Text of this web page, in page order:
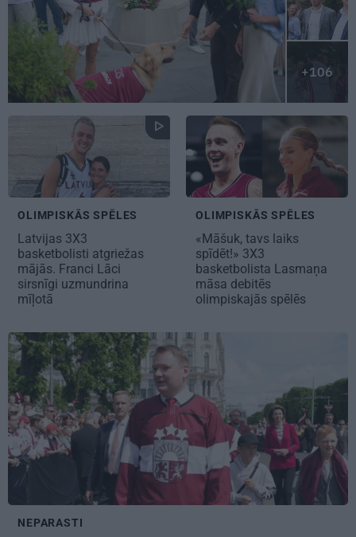
+106
OLIMPISKĀS SPĒLES
Latvijas 3X3
basketbolisti atgriežas
mājās. Franci Lāci
sirsnīgi uzmundrina
mīļotā
OLIMPISKĀS SPĒLES
«Māšuk, tavs laiks
spīdēt!» 3X3
basketbolista Lasmaņa
māsa debitēs
olimpiskajās spēlēs
NEPARASTI